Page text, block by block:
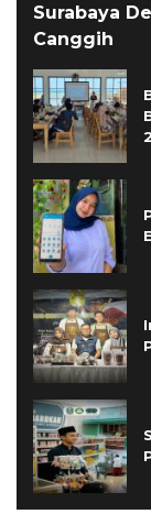
Surabaya
Canggih